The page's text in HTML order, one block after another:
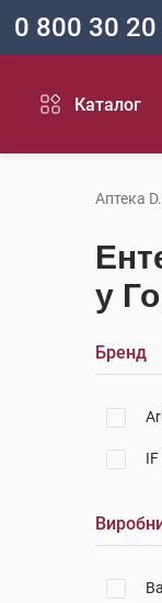
0 800 30 20
Каталог
Аптека
у
Бренд
IF